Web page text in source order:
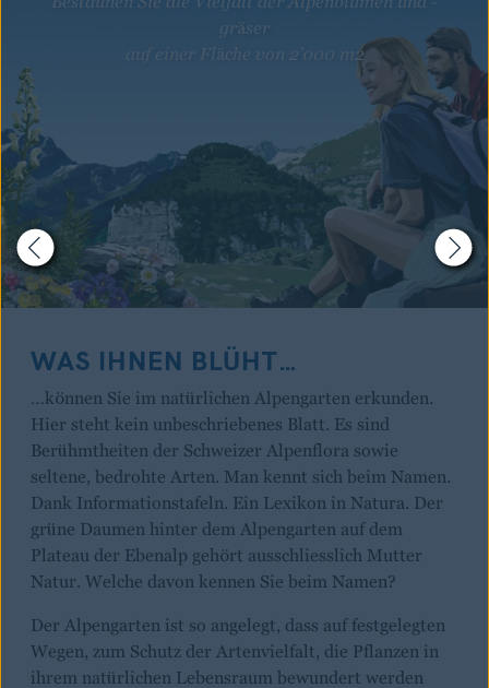
gräser
auf einer Fläche von 2’000 m2
WAS IHNEN BLÜHT…
…können Sie im natürlichen Alpengarten erkunden.
Hier steht kein unbeschriebenes Blatt. Es sind
Berühmtheiten der Schweizer Alpenflora sowie
seltene, bedrohte Arten. Man kennt sich beim Namen.
Dank Informationstafeln. Ein Lexikon in Natura. Der
grüne Daumen hinter dem Alpengarten auf dem
Plateau der Ebenalp gehört ausschliesslich Mutter
Natur. Welche davon kennen Sie beim Namen?
Der Alpengarten ist so angelegt, dass auf festgelegten
Wegen, zum Schutz der Artenvielfalt, die Pflanzen in
ihrem natürlichen Lebensraum bewundert werden